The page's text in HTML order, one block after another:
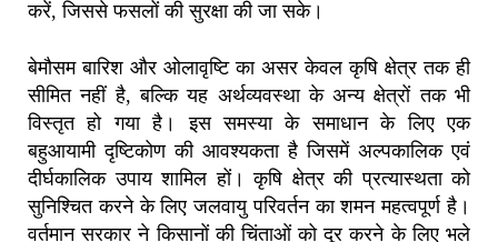
करें, जिससे फसलों की सुरक्षा की जा सके।
बेमौसम बारिश और ओलावृष्टि का असर केवल कृषि क्षेत्र तक ही
सीमित नहीं है, बल्कि यह अर्थव्यवस्था के अन्य क्षेत्रों तक भी
विस्तृत हो गया है। इस समस्या के समाधान के लिए एक
बहुआयामी दृष्टिकोण की आवश्यकता है जिसमें अल्पकालिक एवं
दीर्घकालिक उपाय शामिल हों। कृषि क्षेत्र की प्रत्यास्थता को
सुनिश्चित करने के लिए जलवायु परिवर्तन का शमन महत्वपूर्ण है।
वर्तमान सरकार ने किसानों की चिंताओं को दूर करने के लिए भले